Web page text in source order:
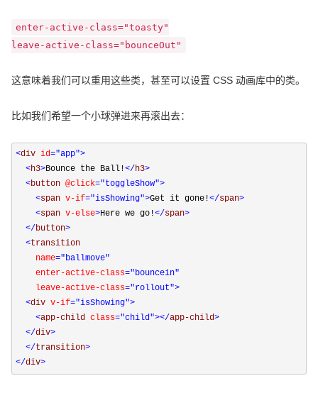
enter-active-class="toasty"
leave-active-class="bounceOut"
这意味着我们可以重用这些类，甚至可以设置 CSS 动画库中的类。
比如我们希望一个小球弹进来再滚出去：
<div id="app">
<h3>Bounce the Ball!</h3>
<button @click="toggleShow">
<span v-if="isShowing">Get it gone!</span>
<span v-else>Here we go!</span>
</button>
<transition
name="ballmove"
    enter-active-class
="bouncein"
    leave-active-class
="rollout">
<div v-if="isShowing">
<app-child class="child"></app-child>
</div>
</transition>
</div>